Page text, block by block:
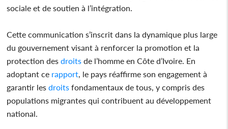
sociale et de soutien à l’intégration.
Cette communication s’inscrit dans la dynamique plus large
du gouvernement visant à renforcer la promotion et la
protection des droits de l’homme en Côte d’Ivoire. En
adoptant ce rapport, le pays réaffirme son engagement à
garantir les droits fondamentaux de tous, y compris des
populations migrantes qui contribuent au développement
national.